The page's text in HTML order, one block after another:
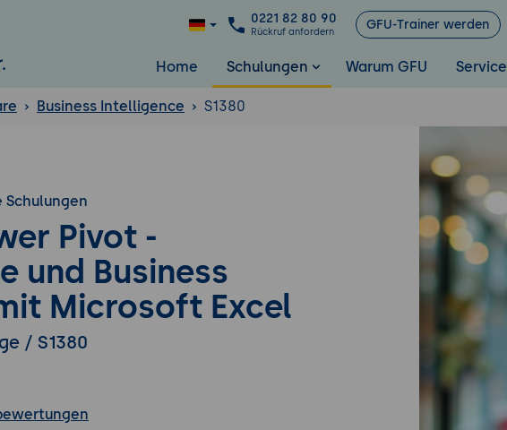
0221 82 80 90
Rückruf anfordern GFU-Trainer werden
Home Schulungen Warum GFU Service
Business Intelligence S1380
Schulungen
Pivot -
und Business
Microsoft Excel
/ S1380